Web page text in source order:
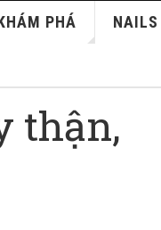
PHÁ NAILS
thận,